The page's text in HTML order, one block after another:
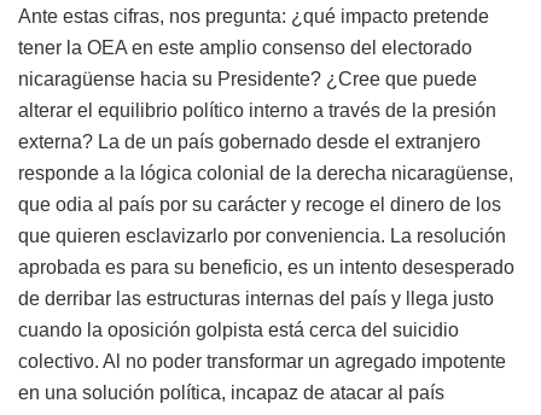
Ante estas cifras, nos pregunta: ¿qué impacto pretende
tener la OEA en este amplio consenso del electorado
nicaragüense hacia su Presidente? ¿Cree que puede
alterar el equilibrio político interno a través de la presión
externa? La de un país gobernado desde el extranjero
responde a la lógica colonial de la derecha nicaragüense,
que odia al país por su carácter y recoge el dinero de los
que quieren esclavizarlo por conveniencia. La resolución
aprobada es para su beneficio, es un intento desesperado
de derribar las estructuras internas del país y llega justo
cuando la oposición golpista está cerca del suicidio
colectivo. Al no poder transformar un agregado impotente
en una solución política, incapaz de atacar al país